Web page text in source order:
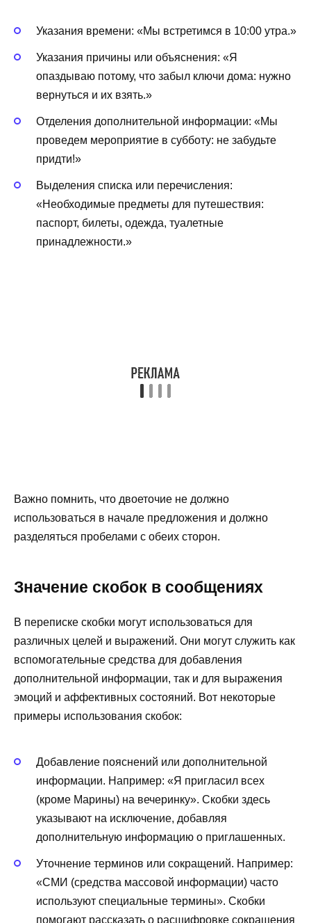
Указания времени: «Мы встретимся в 10:00 утра.»
Указания причины или объяснения: «Я
опаздываю потому, что забыл ключи дома: нужно
вернуться и их взять.»
Отделения дополнительной информации: «Мы
проведем мероприятие в субботу: не забудьте
придти!»
Выделения списка или перечисления:
«Необходимые предметы для путешествия:
паспорт, билеты, одежда, туалетные
принадлежности.»
Важно помнить, что двоеточие не должно
использоваться в начале предложения и должно
разделяться пробелами с обеих сторон.
Значение скобок в сообщениях
В переписке скобки могут использоваться для
различных целей и выражений. Они могут служить как
вспомогательные средства для добавления
дополнительной информации, так и для выражения
эмоций и аффективных состояний. Вот некоторые
примеры использования скобок:
Добавление пояснений или дополнительной
информации. Например: «Я пригласил всех
(кроме Марины) на вечеринку». Скобки здесь
указывают на исключение, добавляя
дополнительную информацию о приглашенных.
Уточнение терминов или сокращений. Например:
«СМИ (средства массовой информации) часто
используют специальные термины». Скобки
помогают рассказать о расшифровке сокращения